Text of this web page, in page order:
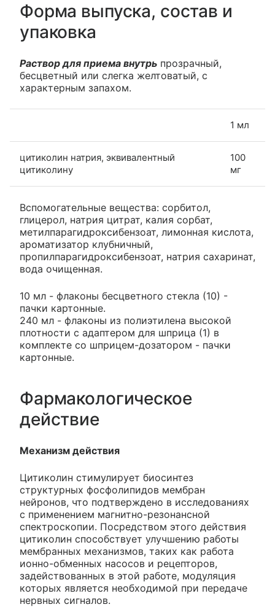
Форма выпуска, состав и
упаковка
Раствор для приема внутрь прозрачный,
бесцветный или слегка желтоватый, с
характерным запахом.
1 мл
цитиколин натрия, эквивалентный
цитиколину
100
мг
Вспомогательные вещества: сорбитол,
глицерол, натрия цитрат, калия сорбат,
метилпарагидроксибензоат, лимонная кислота,
ароматизатор клубничный,
пропилпарагидроксибензоат, натрия сахаринат,
вода очищенная.
10 мл - флаконы бесцветного стекла (10) -
пачки картонные.
240 мл - флаконы из полиэтилена высокой
плотности с адаптером для шприца (1) в
комплекте со шприцем-дозатором - пачки
картонные.
Фармакологическое
действие
Механизм действия
Цитиколин стимулирует биосинтез
структурных фосфолипидов мембран
нейронов, что подтверждено в исследованиях
с применением магнитно-резонансной
спектроскопии. Посредством этого действия
цитиколин способствует улучшению работы
мембранных механизмов, таких как работа
ионно-обменных насосов и рецепторов,
задействованных в этой работе, модуляция
которых является необходимой при передаче
нервных сигналов.